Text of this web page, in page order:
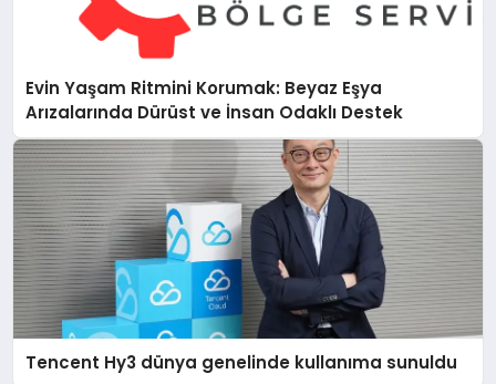
Evin Yaşam Ritmini Korumak: Beyaz Eşya
Arızalarında Dürüst ve İnsan Odaklı Destek
Tencent Hy3 dünya genelinde kullanıma sunuldu